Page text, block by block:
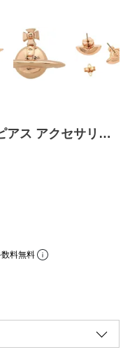
ヴィヴィアンウエストウッド ピアス アクセサリー ソリッド オーブ レディース VIVIENNE WESTWOOD 62010038
料無料